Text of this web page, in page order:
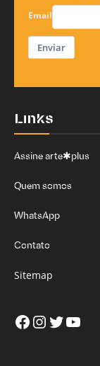
Email
Enviar
Links
Assine arte✱plus
Quem somos
WhatsApp
Contato
Sitemap
Facebook
Instagram
Twitter